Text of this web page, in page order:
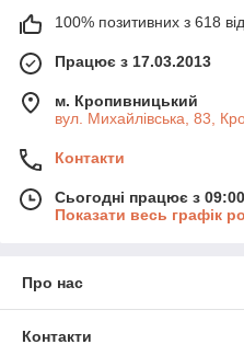
100% позитивних з 618
Працює з 17.03.2013
м. Кропивницький
вул. Михайлівська, 83,
Контакти
Сьогодні працює з
Показати весь графік
Про нас
Контакти